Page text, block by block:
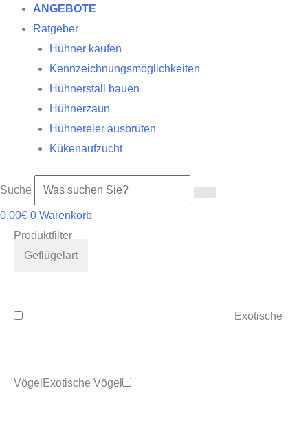
ANGEBOTE
Ratgeber
Hühner kaufen
Kennzeichnungsmöglichkeiten
Hühnerstall bauen
Hühnerzaun
Hühnereier ausbrüten
Kükenaufzucht
Suche
0,00€ 0 Warenkorb
Produktfilter
Geflügelart
Exotische
Vögel Exotische Vögel